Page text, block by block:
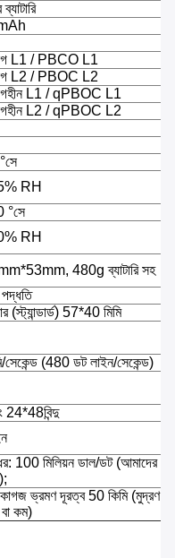
L1 / PBCO L1
L2 / PBOC L2
L1 / qPBOC L1
L2 / qPBOC L2
RH
°সে
RH
480g ব্যাটারি সহ
পদ্ধতি
(স্ট্যান্ডার্ড) 57*40 মিমি
সেকেন্ড (480 ডট লাইন/সেকেন্ড)
24*48বিন্দু
100 মিলিয়ন ডাল/ডট (আমাদের
কাগজ ভ্রমণ দূরত্ব 50 কিমি (মুদ্রণ
কম)